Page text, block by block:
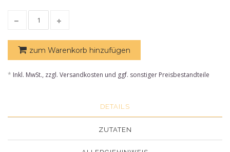
zum Warenkorb hinzufügen
* Inkl. MwSt., zzgl. Versandkosten und ggf. sonstiger Preisbestandteile
DETAILS
ZUTATEN